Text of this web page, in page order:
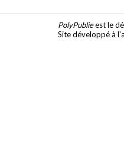
PolyPublieest le
Site développé à